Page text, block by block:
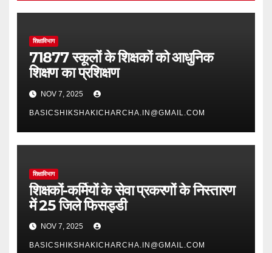
शिक्षाविभाग
71877 स्कूलों के शिक्षकों को आधुनिक
शिक्षण का प्रशिक्षण
NOV 7, 2025
BASICSHIKSHAKICHARCHA.IN@GMAIL.COM
शिक्षाविभाग
शिक्षकों-कर्मियों के सेवा प्रकरणों के निस्तारण
में 25 जिले फिसड्डी
NOV 7, 2025
BASICSHIKSHAKICHARCHA.IN@GMAIL.COM